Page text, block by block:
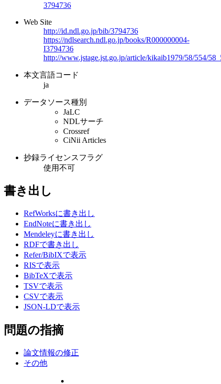
3794736
Web Site
http://id.ndl.go.jp/bib/3794736
https://ndlsearch.ndl.go.jp/books/R000000004-
I3794736
http://www.jstage.jst.go.jp/article/kikaib1979/58/554/
本文言語コード
ja
データソース種別
JaLC
NDLサーチ
Crossref
CiNii Articles
抄録ライセンスフラグ
使用不可
書き出し
RefWorksに書き出し
EndNoteに書き出し
Mendeleyに書き出し
RDFで書き出し
Refer/BibIXで表示
RISで表示
BibTeXで表示
TSVで表示
CSVで表示
JSON-LDで表示
問題の指摘
論文情報の修正
その他